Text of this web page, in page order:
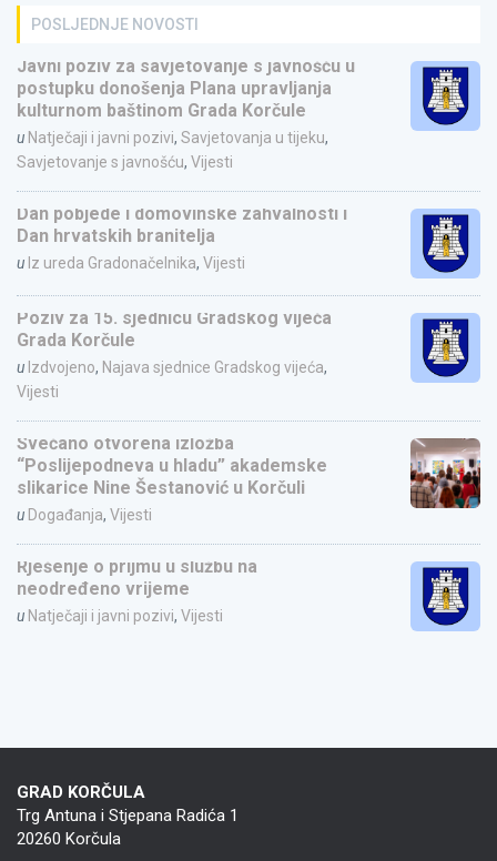
POSLJEDNJE NOVOSTI
Javni poziv za savjetovanje s javnošću u
postupku donošenja Plana upravljanja
kulturnom baštinom Grada Korčule
u Natječaji i javni pozivi, Savjetovanja u tijeku,
Savjetovanje s javnošću, Vijesti
Dan pobjede i domovinske zahvalnosti i
Dan hrvatskih branitelja
u Iz ureda Gradonačelnika, Vijesti
Poziv za 15. sjednicu Gradskog vijeća
Grada Korčule
u Izdvojeno, Najava sjednice Gradskog vijeća,
Vijesti
Svečano otvorena izložba
“Poslijepodneva u hladu” akademske
slikarice Nine Šestanović u Korčuli
u Događanja, Vijesti
Rješenje o prijmu u službu na
neodređeno vrijeme
u Natječaji i javni pozivi, Vijesti
GRAD KORČULA
Trg Antuna i Stjepana Radića 1
20260 Korčula